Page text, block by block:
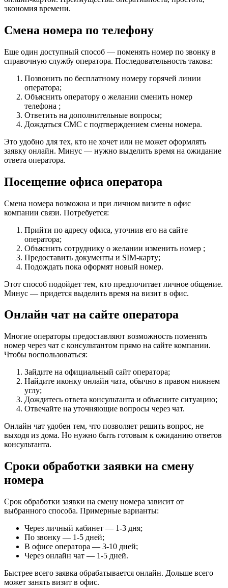
экономия времени.
Смена номера по телефону
Еще один доступный способ — поменять номер по звонку в
справочную службу оператора. Последовательность такова:
Позвонить по бесплатному номеру горячей линии
оператора;
Объяснить оператору о желании сменить номер
телефона ;
Ответить на дополнительные вопросы;
Дождаться СМС с подтверждением смены номера.
Это удобно для тех, кто не хочет или не может оформлять
заявку онлайн. Минус — нужно выделить время на ожидание
ответа оператора.
Посещение офиса оператора
Смена номера возможна и при личном визите в офис
компании связи. Потребуется:
Прийти по адресу офиса, уточнив его на сайте
оператора;
Объяснить сотруднику о желании изменить номер ;
Предоставить документы и SIM-карту;
Подождать пока оформят новый номер.
Этот способ подойдет тем, кто предпочитает личное общение.
Минус — придется выделить время на визит в офис.
Онлайн чат на сайте оператора
Многие операторы предоставляют возможность поменять
номер через чат с консультантом прямо на сайте компании.
Чтобы воспользоваться:
Зайдите на официальный сайт оператора;
Найдите иконку онлайн чата, обычно в правом нижнем
углу;
Дождитесь ответа консультанта и объясните ситуацию;
Отвечайте на уточняющие вопросы через чат.
Онлайн чат удобен тем, что позволяет решить вопрос, не
выходя из дома. Но нужно быть готовым к ожиданию ответов
консультанта.
Сроки обработки заявки на смену
номера
Срок обработки заявки на смену номера зависит от
выбранного способа. Примерные варианты:
Через личный кабинет — 1-3 дня;
По звонку — 1-5 дней;
В офисе оператора — 3-10 дней;
Через онлайн чат — 1-5 дней.
Быстрее всего заявка обрабатывается онлайн. Дольше всего
может занять визит в офис.